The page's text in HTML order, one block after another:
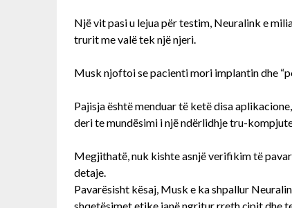
Një vit pasi u lejua për testim, Neuralink e
trurit me valë tek një njeri.
Musk njoftoi se pacienti mori implantin dhe
Pajisja është menduar të ketë disa
deri te mundësimi i një ndërlidhje tru-
Megjithatë, nuk kishte asnjë verifikim të
detaje.
Pavarësisht kësaj, Musk e ka shpallur